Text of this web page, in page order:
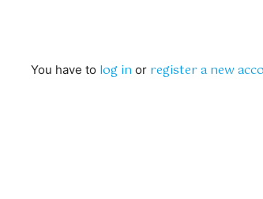
You have to log in or register a new